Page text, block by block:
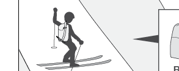
verbundenen Techniken.
noch andere Techniken, die hier
beschrieben werden.